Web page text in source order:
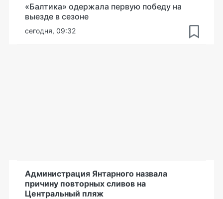
«Балтика» одержала первую победу на
выезде в сезоне
сегодня, 09:32
Администрация Янтарного назвала
причину повторных сливов на
Центральный пляж